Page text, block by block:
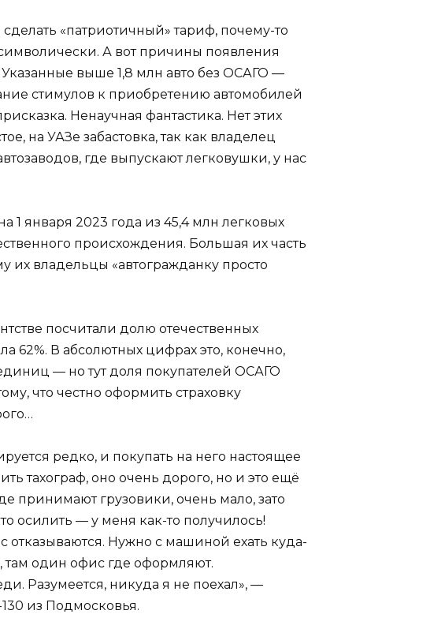
«патриотичный» тариф, почему-то
А вот причины появления
выше 1,8 млн авто без ОСАГО —
стимулов к приобретению автомобилей
Ненаучная фантастика. Нет этих
на УАЗе забастовка, так как владелец
где выпускают легковушки, у нас
1 января 2023 года из 45,4 млн легковых
происхождения. Большая их часть
их владельцы «автогражданку просто
посчитали долю отечественных
62%. В абсолютных цифрах это, конечно,
— но тут доля покупателей ОСАГО
что честно оформить страховку
редко, и покупать на него настоящее
тахограф, оно очень дорого, но и это ещё
принимают грузовики, очень мало, зато
осилить — у меня как-то получилось!
отказываются. Нужно с машиной ехать куда-
там один офис где оформляют.
Разумеется, никуда я не поехал», —
из Подмосковья.